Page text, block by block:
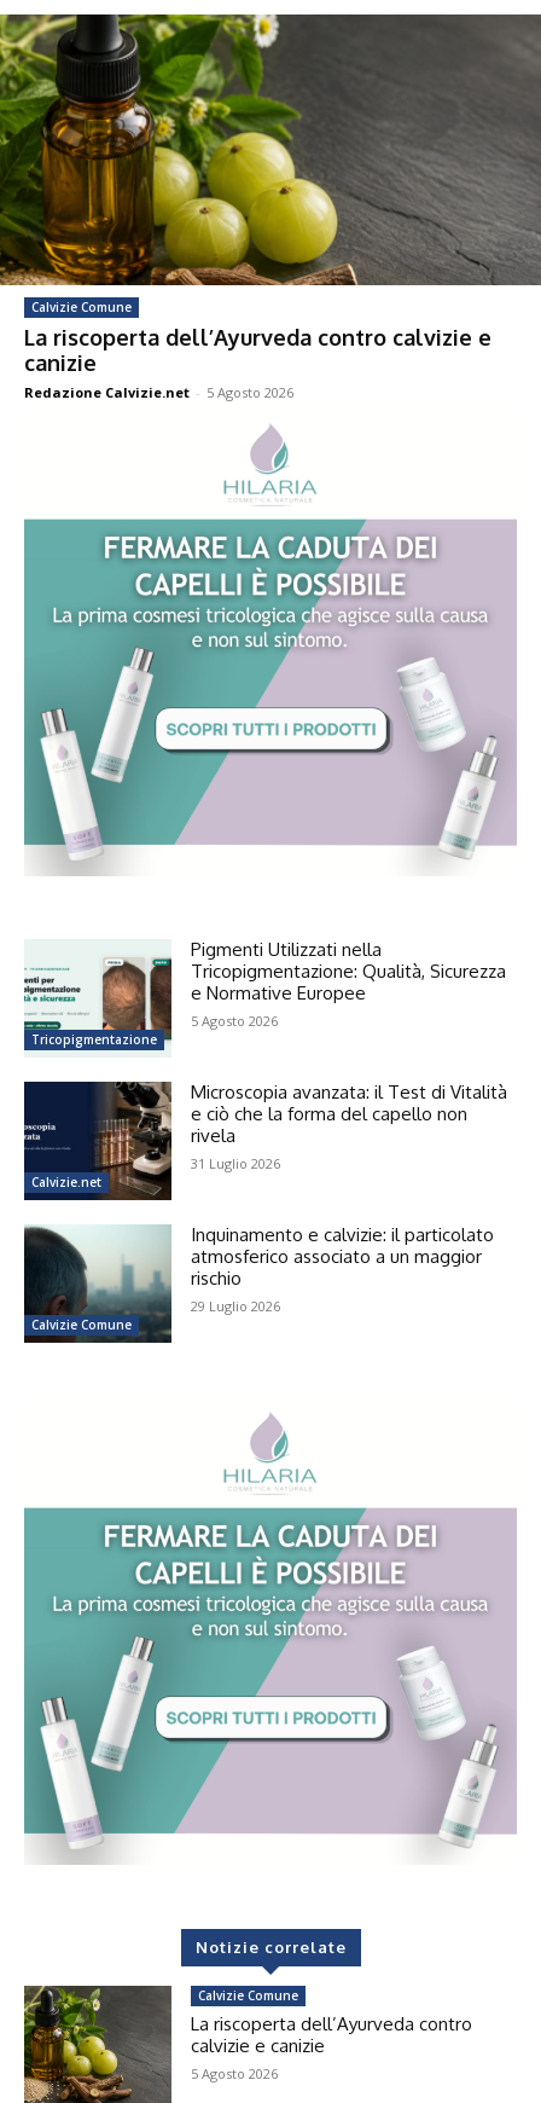
Calvizie Comune
La riscoperta dell’Ayurveda contro calvizie e
canizie
Redazione Calvizie.net - 5 Agosto 2026
Tricopigmentazione
Pigmenti Utilizzati nella
Tricopigmentazione: Qualità, Sicurezza
e Normative Europee
5 Agosto 2026
Calvizie.net
Microscopia avanzata: il Test di Vitalità
e ciò che la forma del capello non
rivela
31 Luglio 2026
Calvizie Comune
Inquinamento e calvizie: il particolato
atmosferico associato a un maggior
rischio
29 Luglio 2026
Notizie correlate
Calvizie Comune
La riscoperta dell’Ayurveda contro
calvizie e canizie
5 Agosto 2026